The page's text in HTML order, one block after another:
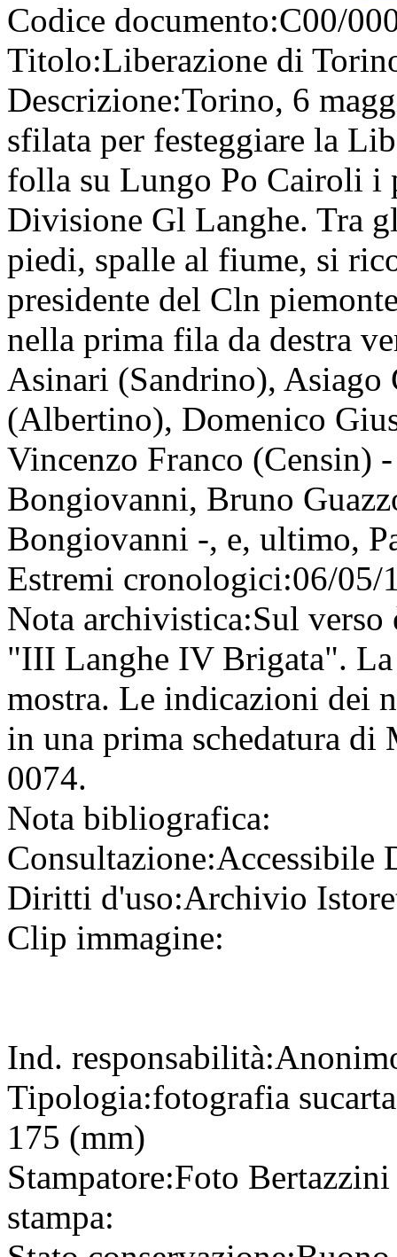
Codice documento:C00/
Titolo:Liberazione di
Descrizione:Torino, 6
sfilata per festeggiare la
folla su Lungo Po Cairoli i
Divisione Gl Langhe. Tra
piedi, spalle al fiume, si
presidente del Cln
nella prima fila da destra
Asinari (Sandrino),
(Albertino), Domenico
Vincenzo Franco (Censin)
Bongiovanni, Bruno
Bongiovanni -, e, ultimo,
Estremi cronologici:06/05/
Nota archivistica:Sul verso
"III Langhe IV Brigata". La
mostra. Le indicazioni dei
in una prima schedatura di
0074.
Nota bibliografica:
Consultazione:Accessibile
Diritti d'uso:Archivio
Clip immagine:
Ind. responsabilità:
Tipologia:fotografia su
175 (mm)
Stampatore:Foto
stampa: